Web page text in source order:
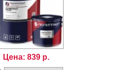
Цена: 839 р.